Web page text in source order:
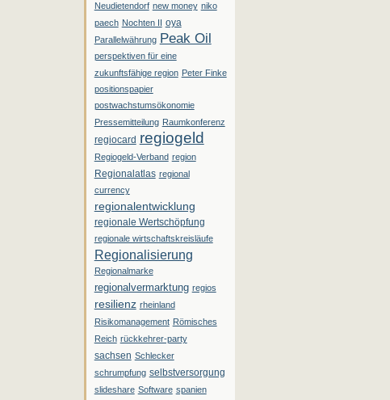
Neudietendorf new money niko
paech Nochten II oya
Parallelwährung Peak Oil
perspektiven für eine
zukunftsfähige region Peter Finke
positionspapier
postwachstumsökonomie
Pressemitteilung Raumkonferenz
regiocard regiogeld
Regiogeld-Verband region
Regionalatlas regional
currency
regionalentwicklung
regionale Wertschöpfung
regionale wirtschaftskreisläufe
Regionalisierung
Regionalmarke
regionalvermarktung regios
resilienz rheinland
Risikomanagement Römisches
Reich rückkehrer-party
sachsen Schlecker
schrumpfung selbstversorgung
slideshare Software spanien